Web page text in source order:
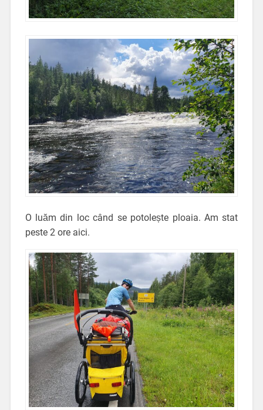
O luăm din loc când se potolește ploaia. Am stat
peste 2 ore aici.